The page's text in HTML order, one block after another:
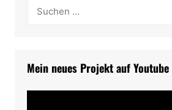
Mein neues Projekt auf Youtube